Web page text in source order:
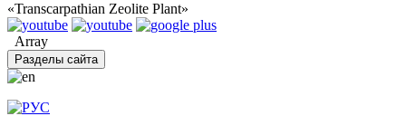
«Transcarpathian Zeolite Plant»
Array
Разделы сайта